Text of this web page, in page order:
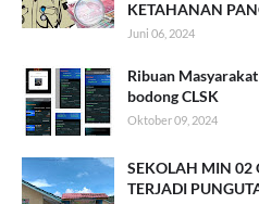
KETAHANAN
Juni 06, 2024
Ribuan
bodong CLSK
Oktober 09, 2024
SEKOLAH MIN 02
TERJADI